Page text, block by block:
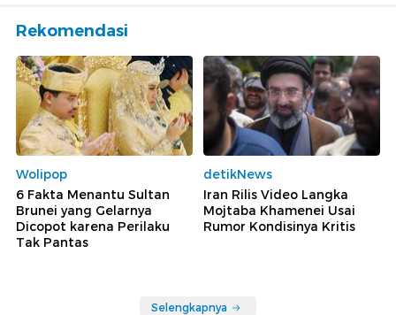
Rekomendasi
Wolipop
6 Fakta Menantu Sultan
Brunei yang Gelarnya
Dicopot karena Perilaku
Tak Pantas
detikNews
Iran Rilis Video Langka
Mojtaba Khamenei Usai
Rumor Kondisinya Kritis
Selengkapnya